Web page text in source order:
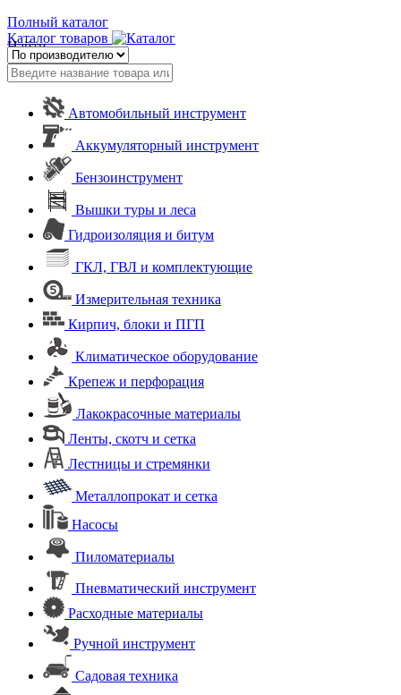
Полный каталог
Каталог товаров
Найти
Автомобильный инструмент
Аккумуляторный инструмент
Бензоинструмент
Вышки туры и леса
Гидроизоляция и битум
ГКЛ, ГВЛ и комплектующие
Измерительная техника
Кирпич, блоки и ПГП
Климатическое оборудование
Крепеж и перфорация
Лакокрасочные материалы
Ленты, скотч и сетка
Лестницы и стремянки
Металлопрокат и сетка
Насосы
Пиломатериалы
Пневматический инструмент
Расходные материалы
Ручной инструмент
Садовая техника